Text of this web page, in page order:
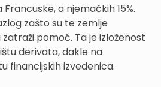
Francuske, a njemačkih 15%.
zašto su te zemlje
zatraži pomoć. Ta je izloženost
derivata, dakle na
financijskih izvedenica.